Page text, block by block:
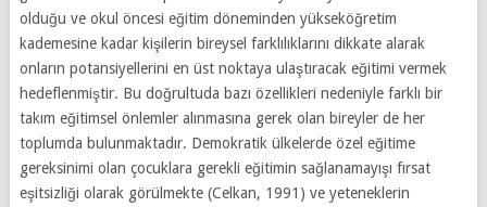
olduğu ve okul öncesi eğitim döneminden yükseköğretim
kademesine kadar kişilerin bireysel farklılıklarını dikkate alarak
onların potansiyellerini en üst noktaya ulaştıracak eğitimi vermek
hedeflenmiştir. Bu doğrultuda bazı özellikleri nedeniyle farklı bir
takım eğitimsel önlemler alınmasına gerek olan bireyler de her
toplumda bulunmaktadır. Demokratik ülkelerde özel eğitime
gereksinimi olan çocuklara gerekli eğitimin sağlanamayışı fırsat
eşitsizliği olarak görülmekte (Celkan, 1991) ve yeteneklerin